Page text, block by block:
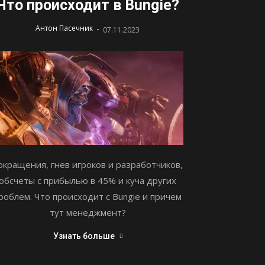
происходит в Bungie?
Антон Пасечник - 07.11.2023
гнев игроков и разработчиков,
с прибылью в 45% и куча других
Что происходит с Bungie и причем
тут менеджмент?
Узнать больше